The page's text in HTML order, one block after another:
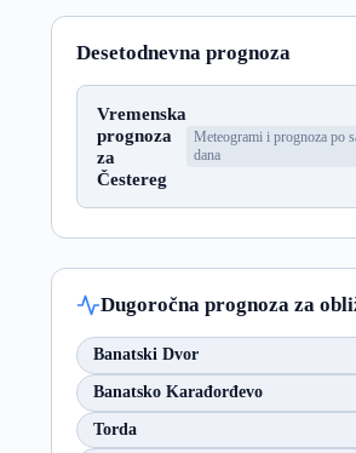
Desetodnevna prognoza
Vremenska
prognoza
za
Čestereg
Meteogrami i prognoza po
dana
Dugoročna prognoza za
Banatski Dvor
Banatsko Karađorđevo
Torda